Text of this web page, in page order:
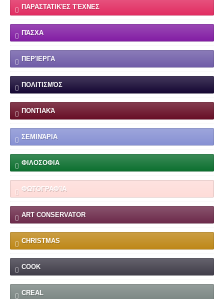
ΠΑΡΑΣΤΑΤΙΚΈΣ ΤΈΧΝΕΣ
ΠΆΣΧΑ
ΠΕΡΊΕΡΓΑ
ΠΟΛΙΤΙΣΜΌΣ
ΠΟΝΤΙΑΚΆ
ΣΕΜΙΝΆΡΙΑ
ΦΙΛΟΣΟΦΙΑ
ΦΩΤΟΓΡΑΦΊΑ
ART CONSERVATOR
CHRISTMAS
COOK
CREAL